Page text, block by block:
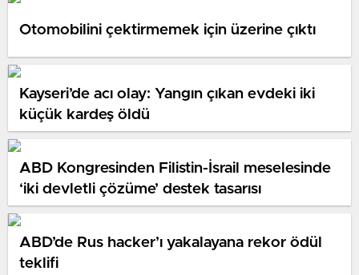
Otomobilini çektirmemek için üzerine çıktı
Kayseri’de acı olay: Yangın çıkan evdeki iki
küçük kardeş öldü
ABD Kongresinden Filistin-İsrail meselesinde
‘iki devletli çözüme’ destek tasarısı
ABD’de Rus hacker’ı yakalayana rekor ödül
teklifi